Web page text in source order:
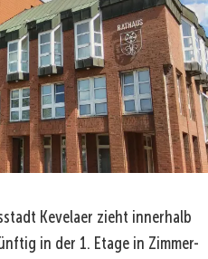
Kevelaer zieht innerhalb
in der 1. Etage in Zimmer-